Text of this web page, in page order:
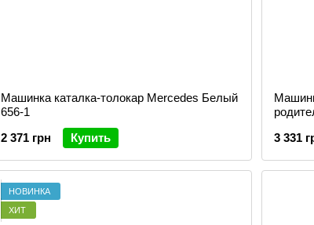
Машинка каталка-толокар Mercedes Белый
656-1
2 371 грн
Купить
3 331
НОВИНКА
ХИТ